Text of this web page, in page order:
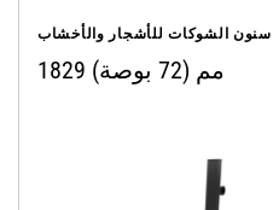
سنون الشوكات للأشجار والأخشاب
1829 مم (72 بوصة)